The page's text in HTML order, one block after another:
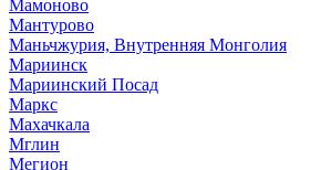
Мамоново
Мантурово
Маньчжурия, Внутренняя Монголия
Мариинск
Мариинский Посад
Маркс
Махачкала
Мглин
Мегион